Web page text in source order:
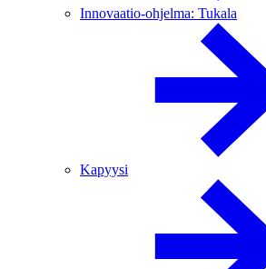
Innovaatio-ohjelma: Tukala
Kapyysi